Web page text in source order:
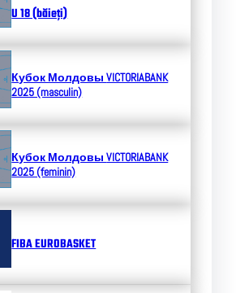
U 18 (băieți)
Кубок МолдовыVICTORIABANK
2025 (masculin)
Кубок МолдовыVICTORIABANK
2025 (feminin)
FIBA EUROBASKET